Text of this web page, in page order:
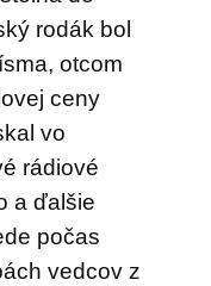
rodák bol
otcom
ceny
vo
rádiové
a ďalšie
počas
vedcov z